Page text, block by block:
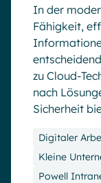
In der
Fähigkeit,
zu Cloud-
nach
Sicherheit
Digitaler
Kleine
Powell